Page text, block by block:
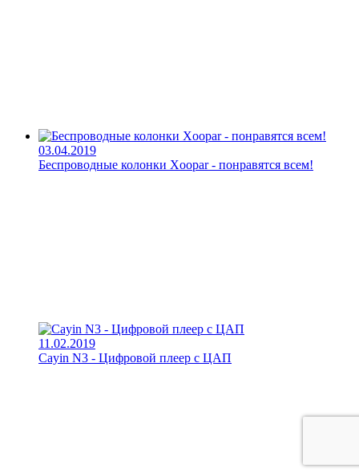
03.04.2019
Беспроводные колонки Xoopar - понравятся всем!
11.02.2019
Cayin N3 - Цифровой плеер с ЦАП